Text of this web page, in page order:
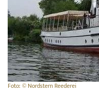
Foto: © Nordstern Reederei